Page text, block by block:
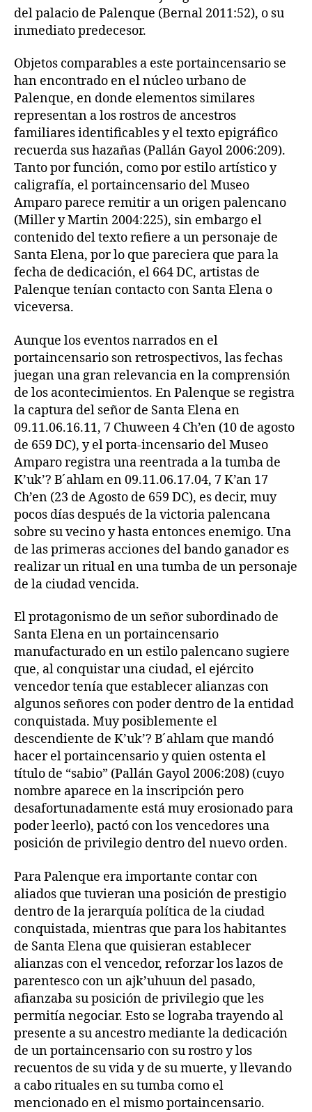
del palacio de Palenque (Bernal 2011:52), o su
inmediato predecesor.
Objetos comparables a este portaincensario se
han encontrado en el núcleo urbano de
Palenque, en donde elementos similares
representan a los rostros de ancestros
familiares identificables y el texto epigráfico
recuerda sus hazañas (Pallán Gayol 2006:209).
Tanto por función, como por estilo artístico y
caligrafía, el portaincensario del Museo
Amparo parece remitir a un origen palencano
(Miller y Martin 2004:225), sin embargo el
contenido del texto refiere a un personaje de
Santa Elena, por lo que pareciera que para la
fecha de dedicación, el 664 DC, artistas de
Palenque tenían contacto con Santa Elena o
viceversa.
Aunque los eventos narrados en el
portaincensario son retrospectivos, las fechas
juegan una gran relevancia en la comprensión
de los acontecimientos. En Palenque se registra
la captura del señor de Santa Elena en
09.11.06.16.11, 7 Chuween 4 Ch’en (10 de agosto
de 659 DC), y el porta-incensario del Museo
Amparo registra una reentrada a la tumba de
K’uk’? B ́ahlam en 09.11.06.17.04, 7 K’an 17
Ch’en (23 de Agosto de 659 DC), es decir, muy
pocos días después de la victoria palencana
sobre su vecino y hasta entonces enemigo. Una
de las primeras acciones del bando ganador es
realizar un ritual en una tumba de un personaje
de la ciudad vencida.
El protagonismo de un señor subordinado de
Santa Elena en un portaincensario
manufacturado en un estilo palencano sugiere
que, al conquistar una ciudad, el ejército
vencedor tenía que establecer alianzas con
algunos señores con poder dentro de la entidad
conquistada. Muy posiblemente el
descendiente de K’uk’? B ́ahlam que mandó
hacer el portaincensario y quien ostenta el
título de “sabio” (Pallán Gayol 2006:208) (cuyo
nombre aparece en la inscripción pero
desafortunadamente está muy erosionado para
poder leerlo), pactó con los vencedores una
posición de privilegio dentro del nuevo orden.
Para Palenque era importante contar con
aliados que tuvieran una posición de prestigio
dentro de la jerarquía política de la ciudad
conquistada, mientras que para los habitantes
de Santa Elena que quisieran establecer
alianzas con el vencedor, reforzar los lazos de
parentesco con un ajk’uhuun del pasado,
afianzaba su posición de privilegio que les
permitía negociar. Esto se lograba trayendo al
presente a su ancestro mediante la dedicación
de un portaincensario con su rostro y los
recuentos de su vida y de su muerte, y llevando
a cabo rituales en su tumba como el
mencionado en el mismo portaincensario.